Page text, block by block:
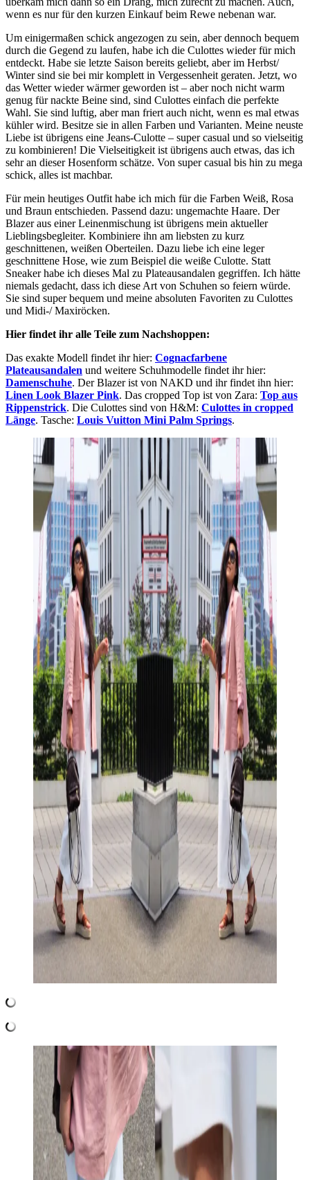
wenn es nur für den kurzen Einkauf beim Rewe nebenan war.
Um einigermaßen schick angezogen zu sein, aber dennoch bequem
durch die Gegend zu laufen, habe ich die Culottes wieder für mich
entdeckt. Habe sie letzte Saison bereits geliebt, aber im Herbst/
Winter sind sie bei mir komplett in Vergessenheit geraten. Jetzt, wo
das Wetter wieder wärmer geworden ist – aber noch nicht warm
genug für nackte Beine sind, sind Culottes einfach die perfekte
Wahl. Sie sind luftig, aber man friert auch nicht, wenn es mal etwas
kühler wird. Besitze sie in allen Farben und Varianten. Meine neuste
Liebe ist übrigens eine Jeans-Culotte – super casual und so vielseitig
zu kombinieren! Die Vielseitigkeit ist übrigens auch etwas, das ich
sehr an dieser Hosenform schätze. Von super casual bis hin zu mega
schick, alles ist machbar.
Für mein heutiges Outfit habe ich mich für die Farben Weiß, Rosa
und Braun entschieden. Passend dazu: ungemachte Haare. Der
Blazer aus einer Leinenmischung ist übrigens mein aktueller
Lieblingsbegleiter. Kombiniere ihn am liebsten zu kurz
geschnittenen, weißen Oberteilen. Dazu liebe ich eine leger
geschnittene Hose, wie zum Beispiel die weiße Culotte. Statt
Sneaker habe ich dieses Mal zu Plateausandalen gegriffen. Ich hätte
niemals gedacht, dass ich diese Art von Schuhen so feiern würde.
Sie sind super bequem und meine absoluten Favoriten zu Culottes
und Midi-/ Maxiröcken.
Hier findet ihr alle Teile zum Nachshoppen:
Das exakte Modell findet ihr hier: Cognacfarbene
Plateausandalen und weitere Schuhmodelle findet ihr hier:
Damenschuhe. Der Blazer ist von NAKD und ihr findet ihn hier:
Linen Look Blazer Pink. Das cropped Top ist von Zara: Top aus
Rippenstrick. Die Culottes sind von H&M: Culottes in cropped
Länge. Tasche: Louis Vuitton Mini Palm Springs.